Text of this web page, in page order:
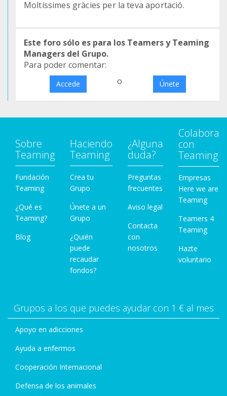
Moltíssimes gràcies per la teva aportació.
Este foro sólo es para los Teamers y Teaming
Managers del Grupo.
Para poder comentar:
Accede o Únete
Sobre
Teaming
Fundación
Teaming
¿Qué es
Teaming?
Blog
Haciendo
Teaming
Crea tu
Grupo
Únete a un
Grupo
¿Quién
puede
recaudar
fondos?
¿Alguna
duda?
Preguntas
frecuentes
Aviso legal
Contacta
con
nosotros
Colabora
con
Teaming
Empresas
Here we are
Teaming
Teamers 4
Teaming
Hazte
voluntario
Grupos a los que puedes ayudar con 1 € al mes
Apoyo en adicciones
Ayuda a enfermos
Cooperación Internacional
Defensa de los animales